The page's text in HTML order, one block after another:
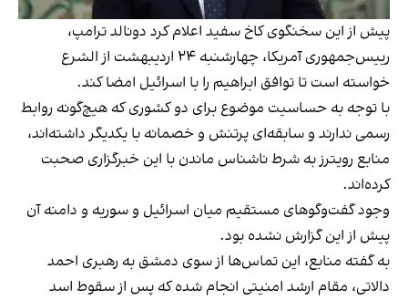
پیش از این سخنگوی کاخ سفید اعلام کرد دونالد ترامپ،
رییس‌جمهوری آمریکا، چهارشنبه ۲۴ اردیبهشت از الشرع
خواسته است تا توافق ابراهیم را با اسرائیل امضا کند.
با توجه به حساسیت موضوع برای دو کشوری که هیچ‌گونه روابط
رسمی ندارند و سابقه‌ای پرتنش و خصمانه با یکدیگر داشته‌اند،
منابع رویترز به شرط ناشناس‌ ماندن با این خبرگزاری صحبت
کرده‌اند.
وجود گفت‌وگوهای مستقیم میان اسرائیل و سوریه و دامنه آن‌
پیش از این گزارش نشده بود.
به گفته منابع، این تماس‌ها از سوی دمشق به رهبری احمد
دالاتی، مقام ارشد امنیتی انجام شده که پس از سقوط اسد